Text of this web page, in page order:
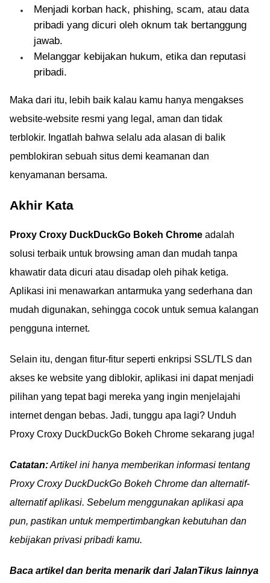
Menjadi korban hack, phishing, scam, atau data
pribadi yang dicuri oleh oknum tak bertanggung
jawab.
Melanggar kebijakan hukum, etika dan reputasi
pribadi.
Maka dari itu, lebih baik kalau kamu hanya mengakses
website-website resmi yang legal, aman dan tidak
terblokir. Ingatlah bahwa selalu ada alasan di balik
pemblokiran sebuah situs demi keamanan dan
kenyamanan bersama.
Akhir Kata
Proxy Croxy DuckDuckGo Bokeh Chrome adalah
solusi terbaik untuk browsing aman dan mudah tanpa
khawatir data dicuri atau disadap oleh pihak ketiga.
Aplikasi ini menawarkan antarmuka yang sederhana dan
mudah digunakan, sehingga cocok untuk semua kalangan
pengguna internet.
Selain itu, dengan fitur-fitur seperti enkripsi SSL/TLS dan
akses ke website yang diblokir, aplikasi ini dapat menjadi
pilihan yang tepat bagi mereka yang ingin menjelajahi
internet dengan bebas. Jadi, tunggu apa lagi? Unduh
Proxy Croxy DuckDuckGo Bokeh Chrome sekarang juga!
Catatan:Artikel ini hanya memberikan informasi tentang
Proxy Croxy DuckDuckGo Bokeh Chrome dan alternatif-
alternatif aplikasi. Sebelum menggunakan aplikasi apa
pun, pastikan untuk mempertimbangkan kebutuhan dan
kebijakan privasi pribadi kamu.
Baca artikel dan berita menarik dari JalanTikus lainnya